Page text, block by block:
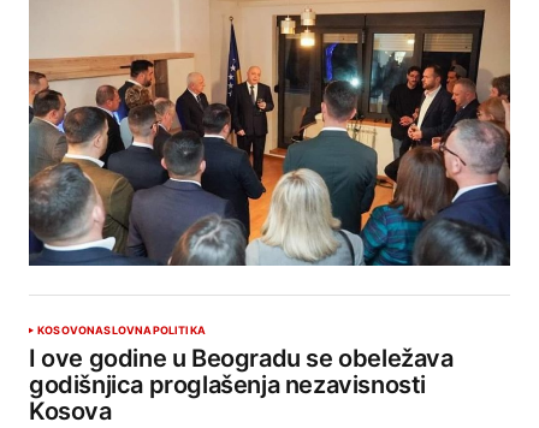
KOSOVONASLOVNAPOLITIKA
I ove godine u Beogradu se obeležava
godišnjica proglašenja nezavisnosti
Kosova